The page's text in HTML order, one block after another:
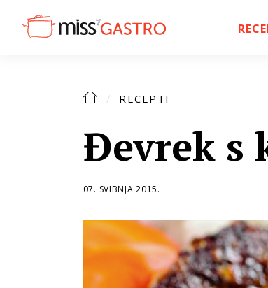
RECEPTI
Đevrek s
07. SVIBNJA 2015.